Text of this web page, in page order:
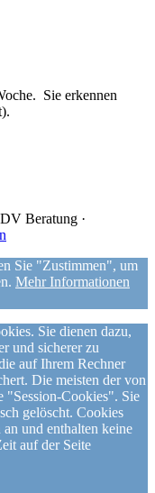
Sie erkennen
Beratung ·
Sie "Zustimmen", um
Mehr Informationen
Sie dienen dazu,
und sicherer zu
auf Ihrem Rechner
Die meisten der von
"Session-Cookies". Sie
gelöscht. Cookies
und enthalten keine
auf der Seite